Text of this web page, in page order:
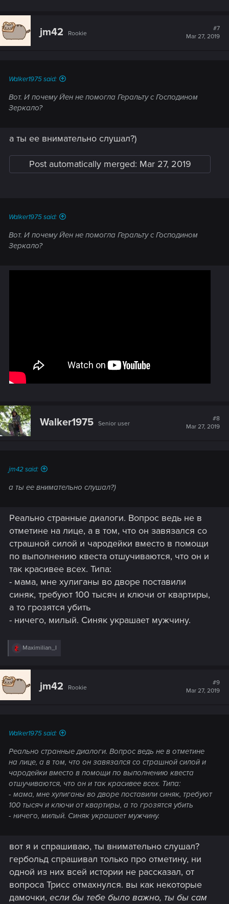
jm42 Rookie
#7
Mar 27, 2019
Walker1975 said:
Вот. И почему Йен не помогла Геральту с Господином
Зеркало?
а ты ее внимательно слушал?)
Post automatically merged: Mar 27, 2019
Walker1975 said:
Вот. И почему Йен не помогла Геральту с Господином
Зеркало?
Walker1975 Senior user
#8
Mar 27, 2019
jm42 said:
а ты ее внимательно слушал?)
Реально странные диалоги. Вопрос ведь не в
отметине на лице, а в том, что он завязался со
страшной силой и чародейки вместо в помощи
по выполнению квеста отшучиваются, что он и
так красивее всех. Типа:
- мама, мне хулиганы во дворе поставили
синяк, требуют 100 тысяч и ключи от квартиры,
а то грозятся убить
- ничего, милый. Синяк украшает мужчину.
R
c
t
o
Maximilian_I
jm42 Rookie
#9
Mar 27, 2019
Walker1975 said:
Реально странные диалоги. Вопрос ведь не в отметине
на лице, а в том, что он завязался со страшной силой и
чародейки вместо в помощи по выполнению квеста
отшучиваются, что он и так красивее всех. Типа:
- мама, мне хулиганы во дворе поставили синяк, требуют
100 тысяч и ключи от квартиры, а то грозятся убить
- ничего, милый. Синяк украшает мужчину.
вот я и спрашиваю, ты внимательно слушал?
гербольд спрашивал только про отметину, ни
одной из них всей истории не рассказал, от
вопроса Трисс отмахнулся. вы как некоторые
дамочки, если бы тебе было важно, ты бы сам